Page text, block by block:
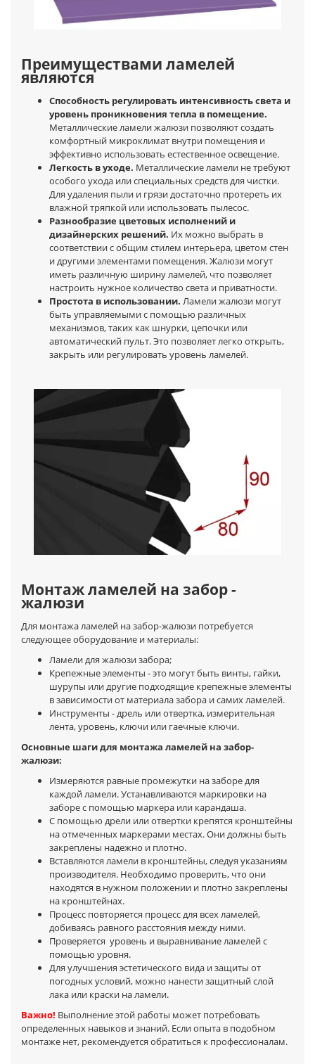
Преимуществами ламелей
являются
Способность регулировать интенсивность света и
уровень проникновения тепла в помещение.
Металлические ламели жалюзи позволяют создать
комфортный микроклимат внутри помещения и
эффективно использовать естественное освещение.
Легкость в уходе. Металлические ламели не требуют
особого ухода или специальных средств для чистки.
Для удаления пыли и грязи достаточно протереть их
влажной тряпкой или использовать пылесос.
Разнообразие цветовых исполнений и
дизайнерских решений. Их можно выбрать в
соответствии с общим стилем интерьера, цветом стен
и другими элементами помещения. Жалюзи могут
иметь различную ширину ламелей, что позволяет
настроить нужное количество света и приватности.
Простота в использовании. Ламели жалюзи могут
быть управляемыми с помощью различных
механизмов, таких как шнурки, цепочки или
автоматический пульт. Это позволяет легко открыть,
закрыть или регулировать уровень ламелей.
Монтаж ламелей на забор -
жалюзи
Для монтажа ламелей на забор-жалюзи потребуется
следующее оборудование и материалы:
Ламели для жалюзи забора;
Крепежные элементы - это могут быть винты, гайки,
шурупы или другие подходящие крепежные элементы
в зависимости от материала забора и самих ламелей.
Инструменты - дрель или отвертка, измерительная
лента, уровень, ключи или гаечные ключи.
Основные шаги для монтажа ламелей на забор-
жалюзи:
Измеряются равные промежутки на заборе для
каждой ламели. Устанавливаются маркировки на
заборе с помощью маркера или карандаша.
С помощью дрели или отвертки крепятся кронштейны
на отмеченных маркерами местах. Они должны быть
закреплены надежно и плотно.
Вставляются ламели в кронштейны, следуя указаниям
производителя. Необходимо проверить, что они
находятся в нужном положении и плотно закреплены
на кронштейнах.
Процесс повторяется процесс для всех ламелей,
добиваясь равного расстояния между ними.
Проверяется уровень и выравнивание ламелей с
помощью уровня.
Для улучшения эстетического вида и защиты от
погодных условий, можно нанести защитный слой
лака или краски на ламели.
Важно! Выполнение этой работы может потребовать
определенных навыков и знаний. Если опыта в подобном
монтаже нет, рекомендуется обратиться к профессионалам.